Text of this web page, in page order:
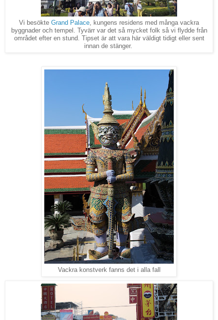
Vi besökte Grand Palace, kungens residens med många vackra
byggnader och tempel. Tyvärr var det så mycket folk så vi flydde från
området efter en stund. Tipset är att vara här väldigt tidigt eller sent
innan de stänger.
Vackra konstverk fanns det i alla fall